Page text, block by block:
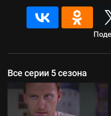
Все серии 5 сезона